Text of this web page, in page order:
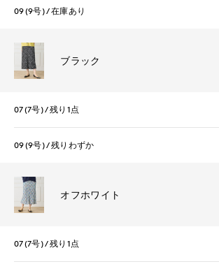
09(9号) 在庫あり
ブラック
07(7号) 残り1点
09(9号) 残りわずか
オフホワイト
07(7号) 残り1点